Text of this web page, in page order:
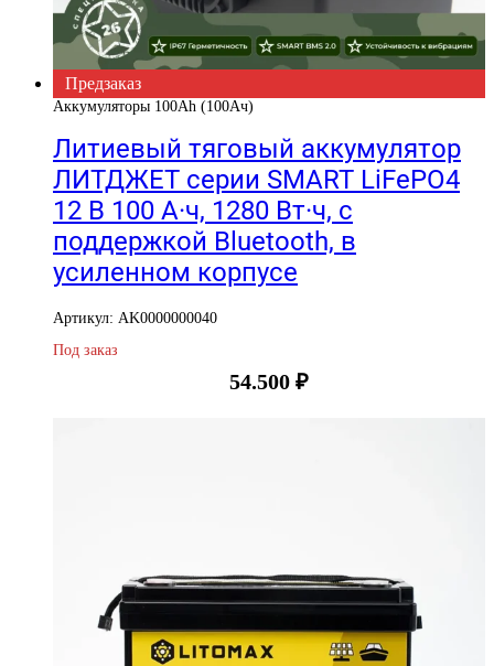
Предзаказ
Аккумуляторы 100Ah (100Ач)
Литиевый тяговый аккумулятор
ЛИТДЖЕТ серии SMART LiFePO4
12 В 100 А·ч, 1280 Вт·ч, с
поддержкой Bluetooth, в
усиленном корпусе
Артикул: AK0000000040
Под заказ
54.500 ₽